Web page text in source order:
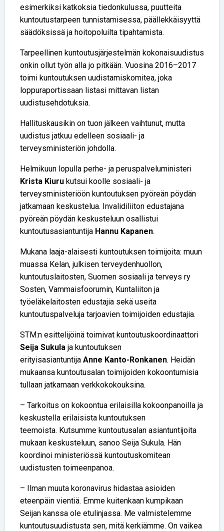
esimerkiksi katkoksia tiedonkulussa, puutteita
kuntoutustarpeen tunnistamisessa, päällekkäisyyttä
säädöksissä ja hoitopoluilta tipahtamista.
Tarpeellinen kuntoutusjärjestelmän kokonaisuudistus
onkin ollut työn alla jo pitkään. Vuosina 2016–2017
toimi kuntoutuksen uudistamiskomitea, joka
loppuraportissaan listasi mittavan listan
uudistusehdotuksia.
Hallituskausikin on tuon jälkeen vaihtunut, mutta
uudistus jatkuu edelleen sosiaali- ja
terveysministeriön johdolla.
Helmikuun lopulla perhe- ja peruspalveluministeri
Krista Kiuru kutsui koolle sosiaali- ja
terveysministeriöön kuntoutuksen pyöreän pöydän
jatkamaan keskustelua. Invalidiliiton edustajana
pyöreän pöydän keskusteluun osallistui
kuntoutusasiantuntija Hannu Kapanen.
Mukana laaja-alaisesti kuntoutuksen toimijoita: muun
muassa Kelan, julkisen terveydenhuollon,
kuntoutuslaitosten, Suomen sosiaali ja terveys ry
Sosten, Vammaisfoorumin, Kuntaliiton ja
työeläkelaitosten edustajia sekä useita
kuntoutuspalveluja tarjoavien toimijoiden edustajia.
STM:n esittelijöinä toimivat kuntoutuskoordinaattori
Seija Sukula ja kuntoutuksen
erityisasiantuntija Anne Kanto-Ronkanen. Heidän
mukaansa kuntoutusalan toimijoiden kokoontumisia
tullaan jatkamaan verkkokokouksina.
– Tarkoitus on kokoontua erilaisilla kokoonpanoilla ja
keskustella erilaisista kuntoutuksen
teemoista. Kutsumme kuntoutusalan asiantuntijoita
mukaan keskusteluun, sanoo Seija Sukula. Hän
koordinoi ministeriössä kuntoutuskomitean
uudistusten toimeenpanoa.
– Ilman muuta koronavirus hidastaa asioiden
eteenpäin vientiä. Emme kuitenkaan kumpikaan
Seijan kanssa ole etulinjassa. Me valmistelemme
kuntoutusuudistusta sen, mitä kerkiämme. On vaikea